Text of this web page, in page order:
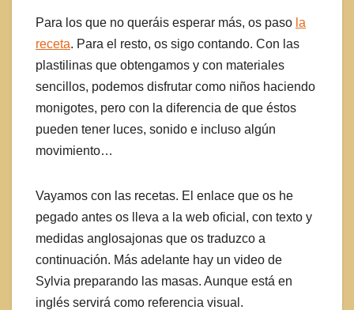
Para los que no queráis esperar más, os paso la
receta. Para el resto, os sigo contando. Con las
plastilinas que obtengamos y con materiales
sencillos, podemos disfrutar como niños haciendo
monigotes, pero con la diferencia de que éstos
pueden tener luces, sonido e incluso algún
movimiento…
Vayamos con las recetas. El enlace que os he
pegado antes os lleva a la web oficial, con texto y
medidas anglosajonas que os traduzco a
continuación. Más adelante hay un video de
Sylvia preparando las masas. Aunque está en
inglés servirá como referencia visual.